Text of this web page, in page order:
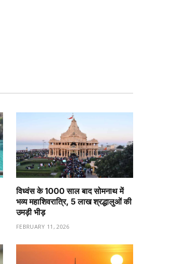
विध्वंस के 1000 साल बाद सोमनाथ में
भव्य महाशिवरात्रि, 5 लाख श्रद्धालुओं की
उमड़ी भीड़
FEBRUARY 11, 2026